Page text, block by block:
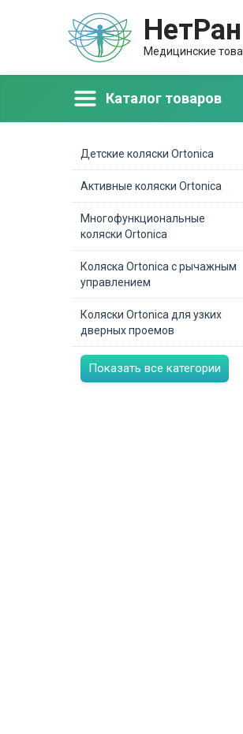
НетРан
Медицинские
Каталог товаров
Детские коляски Ortonica
Активные коляски Ortonica
Многофункциональные
коляски Ortonica
Коляска Ortonica с рычажным
управлением
Коляски Ortonica для узких
дверных проемов
Показать все категории